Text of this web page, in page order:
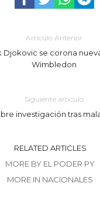
Artículo Anterior
Djokovic se corona
Wimbledon
Siguiente artículo
investigación tras
RELATED ARTICLES
MORE BY EL PODER PY
MORE IN NACIONALES